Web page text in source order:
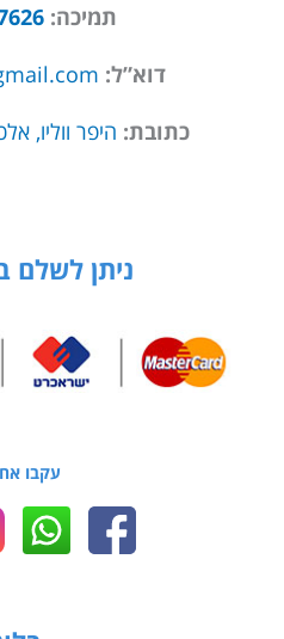
תמיכה:
דוא”ל:
כתובת: היפר ווליו,
ניתן לשלם
עקבו